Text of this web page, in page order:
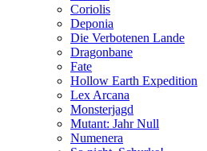
Coriolis
Deponia
Die Verbotenen Lande
Dragonbane
Fate
Hollow Earth Expedition
Lex Arcana
Monsterjagd
Mutant: Jahr Null
Numenera